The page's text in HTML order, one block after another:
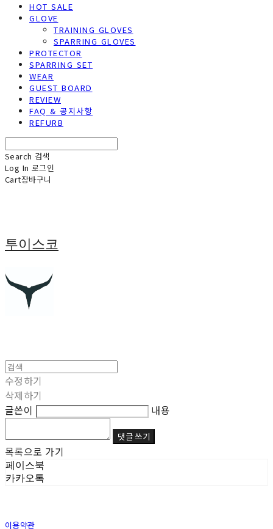
HOT SALE
GLOVE
TRAINING GLOVES
SPARRING GLOVES
PROTECTOR
SPARRING SET
WEAR
GUEST BOARD
REVIEW
FAQ & 공지사항
REFURB
Search 검색
Log In 로그인
Cart장바구니
투이스코
수정하기
삭제하기
글쓴이
내용
댓글 쓰기
목록으로 가기
페이스북
카카오톡
이용약관